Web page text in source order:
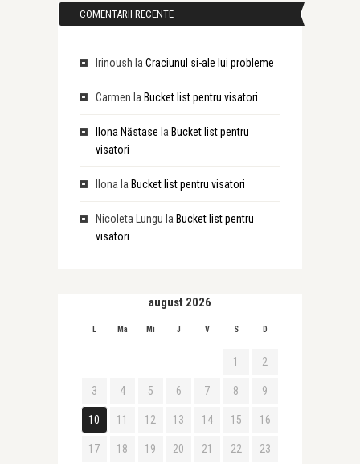
COMENTARII RECENTE
Irinoush la Craciunul si-ale lui probleme
Carmen la Bucket list pentru visatori
Ilona Năstase la Bucket list pentru
visatori
Ilona la Bucket list pentru visatori
Nicoleta Lungu la Bucket list pentru
visatori
august 2026
L Ma Mi J V S D
1 2
3 4 5 6 7 8 9
10 11 12 13 14 15 16
17 18 19 20 21 22 23